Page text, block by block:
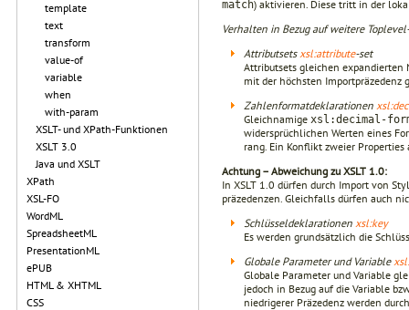
template
text
transform
value-of
variable
when
with-param
XSLT- und XPath-Funktionen
XSLT 3.0
Java und XSLT
XPath
XSL-FO
WordML
SpreadsheetML
PresentationML
ePUB
HTML & XHTML
CSS
match) aktivieren. Diese tritt in der
Verhalten in Bezug auf weitere
Attributsets xsl:attribute-set
Attributsets gleichen expandier­ten
mit der höchsten Importpräzedenz
Zahlenformatdeklarationen
Gleichnamige xsl:decimal-
widersprüchlichen Werten eines
rang. Ein Konflikt zweier
Achtung – Abweichung zu XSLT 1.0:
In XSLT 1.0 dürfen durch Import von
präzedenzen. Gleichfalls dürfen auch
Schlüsseldeklarationen xsl:key
Es werden grundsätzlich die
Globale Parameter und Variable
Globale Parameter und Variable
jedoch in Bezug auf die Variable
niedrigerer Präzedenz wer­den